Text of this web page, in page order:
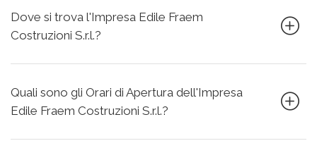
Dove si trova l'Impresa Edile Fraem
Costruzioni S.r.l.?
Quali sono gli Orari di Apertura dell'Impresa
Edile Fraem Costruzioni S.r.l.?